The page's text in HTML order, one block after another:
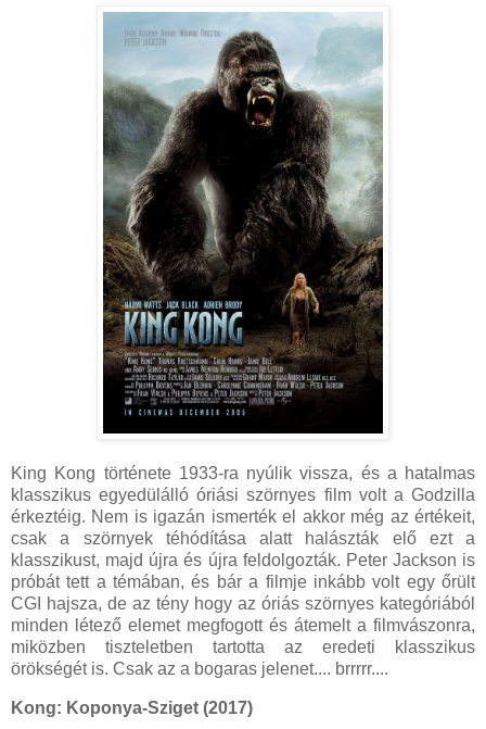
King Kong története 1933-ra nyúlik vissza, és a hatalmas
klasszikus egyedülálló óriási szörnyes film volt a Godzilla
érkeztéig. Nem is igazán ismerték el akkor még az értékeit,
csak a szörnyek téhódítása alatt halászták elő ezt a
klasszikust, majd újra és újra feldolgozták. Peter Jackson is
próbát tett a témában, és bár a filmje inkább volt egy őrült
CGI hajsza, de az tény hogy az óriás szörnyes kategóriából
minden létező elemet megfogott és átemelt a filmvászonra,
miközben tiszteletben tartotta az eredeti klasszikus
örökségét is. Csak az a bogaras jelenet.... brrrrr....
Kong: Koponya-Sziget (2017)